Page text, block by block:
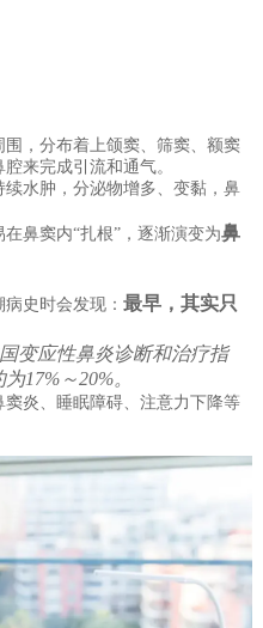
，分布着上颌窦、筛窦、额窦
来完成引流和通气。
水肿，分泌物增多、变黏，鼻
鼻窦内“扎根”，逐渐演变为鼻
史时会发现： 最早，其实只
变应性鼻炎诊断和治疗指
17%～20%。
炎、睡眠障碍、注意力下降等